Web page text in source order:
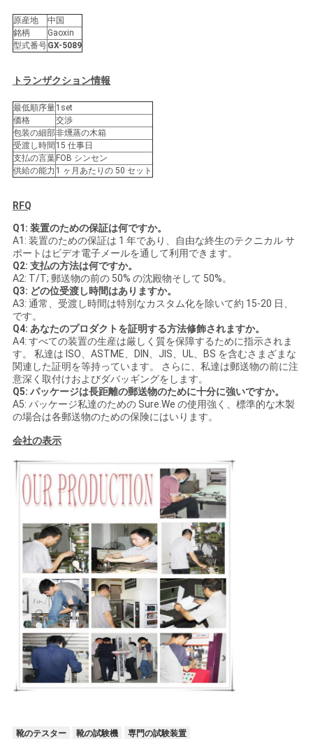
し
な
い
地
図
PRIVACY
POLICY
原産地
中国
銘柄
Gaoxin
型式番号GX-5089
トランザクション情報
最低順序量1set
価格
交渉
包装の細部非燻蒸の木箱
受渡し時間 15 仕事日
支払の言葉 FOB シンセン
供給の能力 1 ヶ月あたりの 50 セット
RFQ
Q1: 装置のための保証は何ですか。
A1: 装置のための保証は 1 年であり、自由な終生のテクニカル サ
ポートはビデオ電子メールを通して利用できます。
Q2: 支払の方法は何ですか。
A2: T/T; 郵送物の前の 50% の沈殿物そして 50%。
Q3: どの位受渡し時間はありますか。
A3: 通常、受渡し時間は特別なカスタム化を除いて約 15-20 日、
です。
Q4: あなたのプロダクトを証明する方法修飾されますか。
A4: すべての装置の生産は厳しく質を保障するために指示されま
す。 私達は ISO、ASTME、DIN、JIS、UL、BS を含むさまざまな
関連した証明を等持っています。 さらに、私達は郵送物の前に注
意深く取付けおよびダバッギングをします。
Q5: パッケージは長距離の郵送物のために十分に強いですか。
A5: パッケージ私達のための Sure.We の使用強く、標準的な木製
の場合は各郵送物のための保険にはいります。
会社の表示
靴のテスター 靴の試験機 専門の試験装置